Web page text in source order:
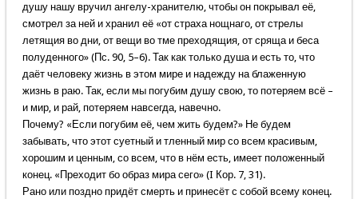
душу нашу вручил ангелу-хранителю, чтобы он покрывал её,
смотрел за ней и хранил её «от страха нощнаго, от стрелы
летящия во дни, от вещи во тме преходящия, от сряща и беса
полуденного» (Пс. 90, 5–6). Так как только душа и есть то, что
даёт человеку жизнь в этом мире и надежду на блаженную
жизнь в раю. Так, если мы погубим душу свою, то потеряем всё –
и мир, и рай, потеряем навсегда, навечно.
Почему? «Если погубим её, чем жить будем?» Не будем
забывать, что этот суетный и тленный мир со всем красивым,
хорошим и ценным, со всем, что в нём есть, имеет положенный
конец. «Преходит бо образ мира сего» (I Кор. 7, 31).
Рано или поздно придёт смерть и принесёт с собой всему конец.